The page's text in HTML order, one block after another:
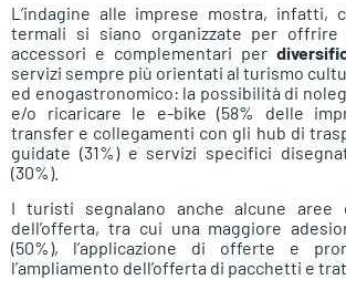
L’indagine alle imprese mostra, infatti,
termali si siano organizzate per offrire
accessori e complementari per
servizi sempre più orientati al turismo
ed enogastronomico: la possibilità di
e/o ricaricare le e-bike (58% delle
transfer e collegamenti con gli hub di
guidate (31%) e servizi specifici
(30%).
I turisti segnalano anche alcune aree
dell’offerta, tra cui una maggiore
(50%), l’applicazione di offerte e
l’ampliamento dell’offerta di pacchetti e